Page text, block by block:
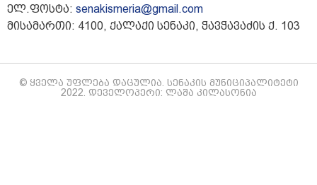
ელ.ფოსტა: senakismeria@gmail.com
მისამართი: 4100, ქალაქი სენაკი, ჭავჭავაძის ქ. 103
© ყველა უფლება დაცულია. სენაკის მუნიციპალიტეტი
2022. დეველოპერი: ლაშა კილასონია